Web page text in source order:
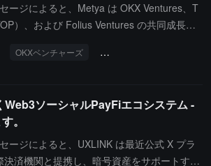
要な展開を示すものであり、その強力な技
活かして、Metya Ventures はグローバル
Metya Ventures の設立に伴い、Metya は
ージによると、Metya は OKX Ventures、T
）、および Folius Ventures の共同成長ア
で注目されるプロジェクトの一つとなりま
システム、ネイティブトークン $MET を通
で革新的なインタラクティブ体験と多様な
します。これには、ステーキング、報酬、
。今回の Metya の選出は、技術革新、エ
OKXベンチャーズ オープンプラットフォーム
ソーシャルPayFiエコシステム -
。
ージによると、UXLINK は最近公式 X プラ
決済機関と提携し、暗号資産をサポートする